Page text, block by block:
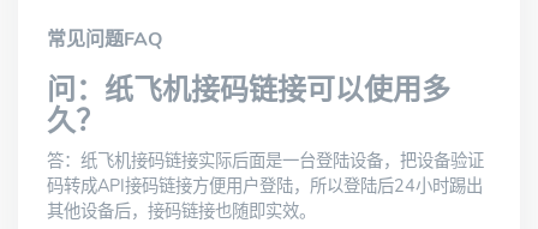
常见问题FAQ
问：纸飞机接码链接可以使用多
久？
答：纸飞机接码链接实际后面是一台登陆设备，把设备验证
码转成API接码链接方便用户登陆，所以登陆后24小时踢出
其他设备后，接码链接也随即实效。